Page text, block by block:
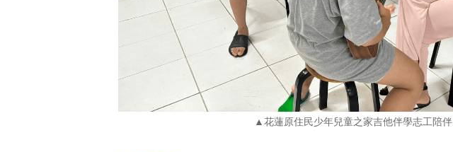
▲花蓮原住民少年兒童之家吉他伴學志工陪伴